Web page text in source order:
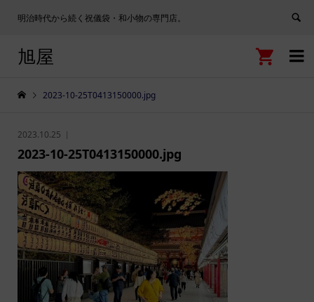
明治時代から続く祝儀袋・和小物の専門店。

旭屋 
2023-10-25T0413150000.jpg
2023.10.25
2023-10-25T0413150000.jpg